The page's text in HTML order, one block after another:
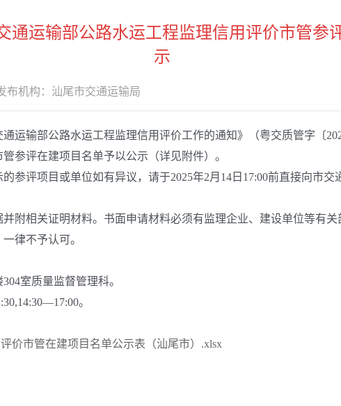
通运输部公路水运工程监理信用评价市管参
示
布机构： 汕尾市交通运输局
输部公路水运工程监理信用评价工作的通知》（粤交质管字〔
参评在建项目名单予以公示（详见附件）。
评项目或单位如有异议，请于2025年2月14日17:00前直接向市交
相关证明材料。书面申请材料必须有监理企业、建设单位等有关
律不予认可。
室质量监督管理科。
。
价市管在建项目名单公示表（汕尾市）.xlsx